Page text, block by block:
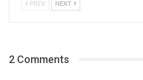
PREV NEXT
2 Comments